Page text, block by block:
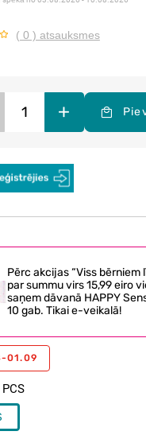
( 0 ) atsauksmes
PCS
+
Pērc akcijas “Viss bērniem
par summu virs 15,99 eiro
saņem dāvanā HAPPY
10 gab. Tikai e-veikalā!
01.09